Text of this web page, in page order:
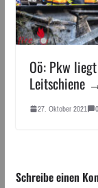
Oö: Pkw
Leitschiene
27. Oktober 2021 0
Schreibe einen